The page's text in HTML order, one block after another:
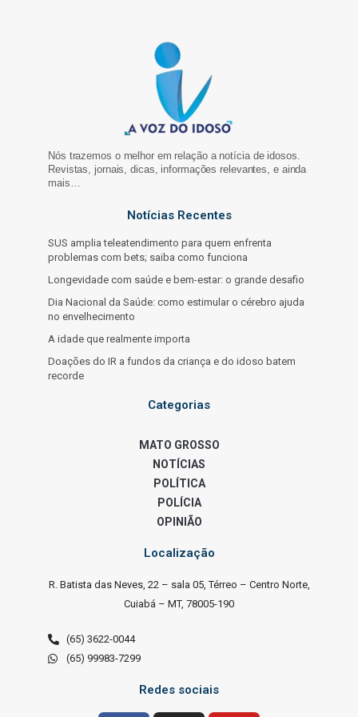
Nós trazemos o melhor em relação a notícia de idosos.
Revistas, jornais, dicas, informações relevantes, e ainda
mais…
Notícias Recentes
SUS amplia teleatendimento para quem enfrenta
problemas com bets; saiba como funciona
Longevidade com saúde e bem-estar: o grande desafio
Dia Nacional da Saúde: como estimular o cérebro ajuda
no envelhecimento
A idade que realmente importa
Doações do IR a fundos da criança e do idoso batem
recorde
Categorias
MATO GROSSO
NOTÍCIAS
POLÍTICA
POLÍCIA
OPINIÃO
Localização
R. Batista das Neves, 22 – sala 05, Térreo – Centro Norte,
Cuiabá – MT, 78005-190
(65) 3622-0044
(65) 99983-7299
Redes sociais